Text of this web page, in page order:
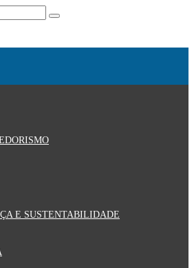
E SUSTENTABILIDADE